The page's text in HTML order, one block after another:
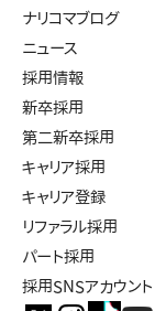
ナリコマブログ
ニュース
採用情報
新卒採用
第二新卒採用
キャリア採用
キャリア登録
リファラル採用
パート採用
採用SNSアカウント